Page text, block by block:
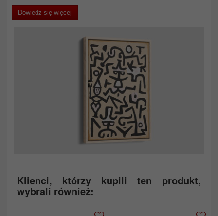
Dowiedz się więcej
Klienci, którzy kupili ten produkt,
wybrali również: